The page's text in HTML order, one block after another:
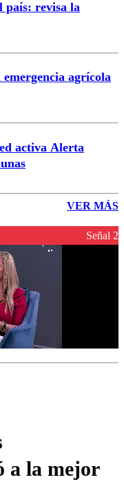
país: revisa la
agrícola
activa Alerta
VER MÁS
Señal 2
a la mejor